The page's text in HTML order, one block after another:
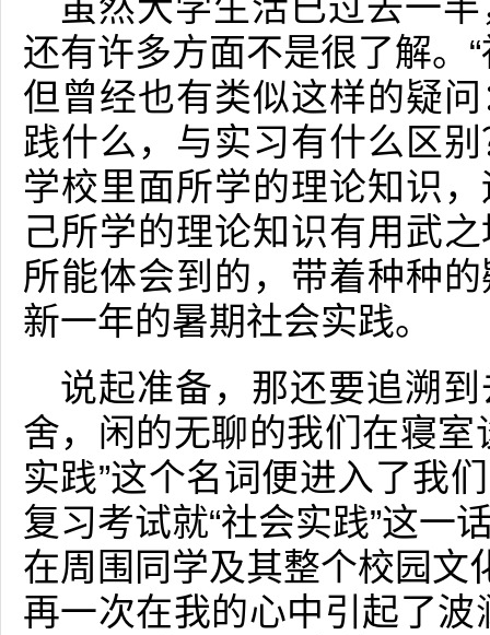
还有许多方面不是很了解。
但曾经也有类似这样的疑
践什么，与实习有什么区
学校里面所学的理论知识
己所学的理论知识有用武
所能体会到的，带着种种
新一年的暑期社会实践。
说起准备，那还要追溯
舍，闲的无聊的我们在寝室
实践”这个名词便进入了我
复习考试就“社会实践”这一
在周围同学及其整个校园文
再一次在我的心中引起了波